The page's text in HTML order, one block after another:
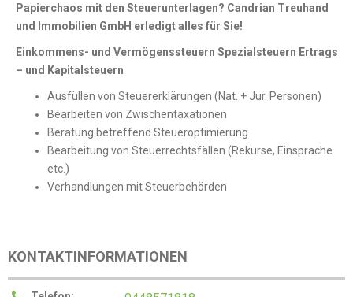
Papierchaos mit den Steuerunterlagen? Candrian Treuhand
und Immobilien GmbH erledigt alles für Sie!
Einkommens- und Vermögenssteuern Spezialsteuern Ertrags
– und Kapitalsteuern
Ausfüllen von Steuererklärungen (Nat. + Jur. Personen)
Bearbeiten von Zwischentaxationen
Beratung betreffend Steueroptimierung
Bearbeitung von Steuerrechtsfällen (Rekurse, Einsprache
etc.)
Verhandlungen mit Steuerbehörden
KONTAKTINFORMATIONEN